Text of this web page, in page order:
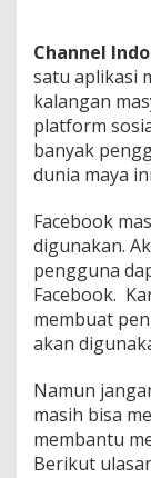
Channel
satu aplikasi
kalangan
platform
banyak
dunia maya
Facebook
digunakan.
pengguna
Facebook.
membuat
akan
Namun
masih bisa
membantu
Berikut